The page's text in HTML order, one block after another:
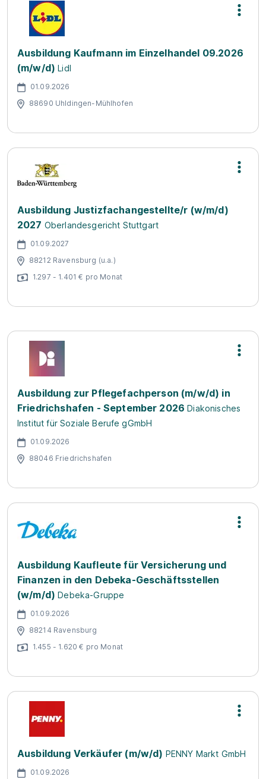
Ausbildung Kaufmann im Einzelhandel 09.2026
(m/w/d) Lidl
01.09.2026
88690 Uhldingen-Mühlhofen
Ausbildung Justizfachangestellte/r (w/m/d)
2027 Oberlandesgericht Stuttgart
01.09.2027
88212 Ravensburg (u.a.)
1.297 - 1.401 € pro Monat
Ausbildung zur Pflegefachperson (m/w/d) in
Friedrichshafen - September 2026 Diakonisches
Institut für Soziale Berufe gGmbH
01.09.2026
88046 Friedrichshafen
Ausbildung Kaufleute für Versicherung und
Finanzen in den Debeka-Geschäftsstellen
(w/m/d)Debeka-Gruppe
01.09.2026
88214 Ravensburg
1.455 - 1.620 € pro Monat
Ausbildung Verkäufer (m/w/d) PENNY Markt GmbH
01.09.2026